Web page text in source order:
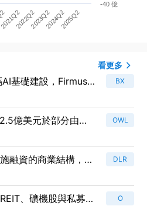
2021Q22022Q22023Q22024Q22025Q2
-40 億
看更多
基礎建設，Firmus估
BX
億美元於部分由
OWL
融資的商業結構，投
DLR
、礦機股與私募聯
O